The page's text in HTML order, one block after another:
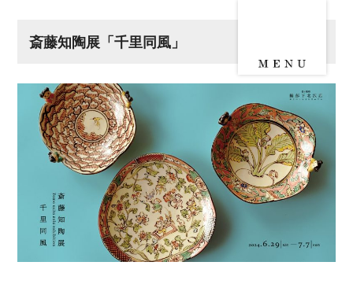
斎藤知陶展「千里同風」